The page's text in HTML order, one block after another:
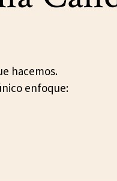
hacemos.
enfoque: